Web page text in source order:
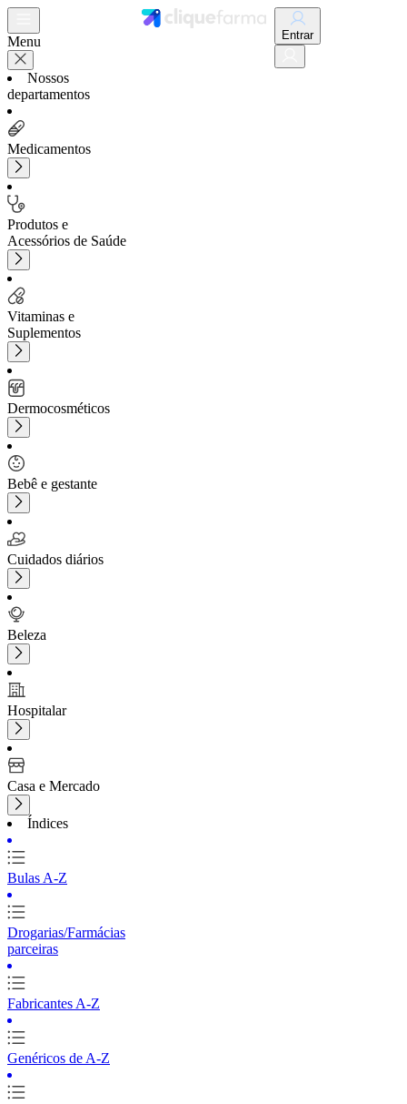
Menu
Nossos
departamentos
Medicamentos
Produtos e
Acessórios de Saúde
Vitaminas e
Suplementos
Dermocosméticos
Bebê e gestante
Cuidados diários
Beleza
Hospitalar
Casa e Mercado
Índices
Bulas A-Z
Drogarias/Farmácias
parceiras
Fabricantes A-Z
Genéricos de A-Z
Entrar